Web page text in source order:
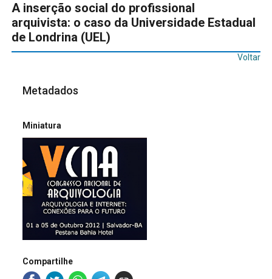
A inserção social do profissional
arquivista: o caso da Universidade Estadual
de Londrina (UEL)
Voltar
Metadados
Miniatura
Compartilhe